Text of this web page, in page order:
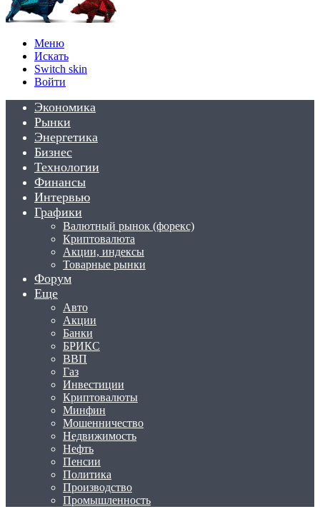
Меню
Искать
Switch skin
Войти
Экономика
Рынки
Энергетика
Бизнес
Технологии
Финансы
Интервью
Графики
Валютный рынок (форекс)
Криптовалюта
Акции, индексы
Товарные рынки
Форум
Еще
Авто
Акции
Банки
БРИКС
ВВП
Газ
Инвестиции
Криптовалюты
Минфин
Мошенничество
Недвижимость
Нефть
Пенсии
Политика
Производство
Промышленность